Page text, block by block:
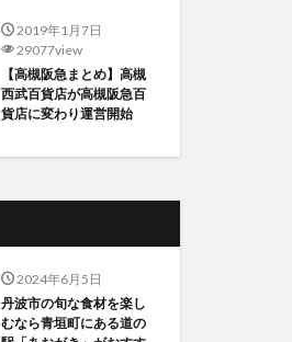
2019年1月7日
29077view
【高槻阪急まとめ】高槻
西武百貨店が高槻阪急百
貨店に変わり運営開始
2024年6月5日
丹波市の旬な食材を楽し
むなら青垣町にある道の